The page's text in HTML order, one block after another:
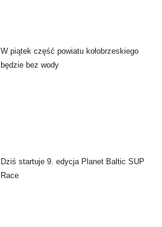
W piątek część powiatu kołobrzeskiego
będzie bez wody
Dziś startuje 9. edycja Planet Baltic SUP
Race